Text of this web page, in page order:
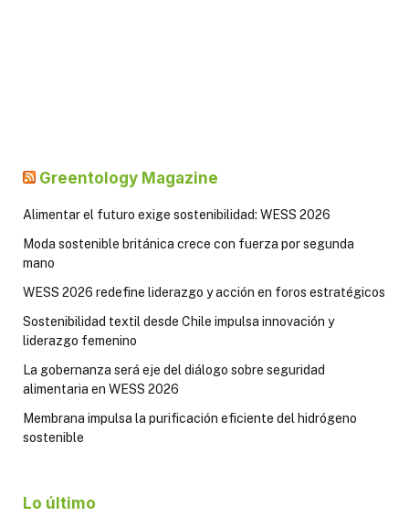
Greentology Magazine
Alimentar el futuro exige sostenibilidad: WESS 2026
Moda sostenible británica crece con fuerza por segunda
mano
WESS 2026 redefine liderazgo y acción en foros estratégicos
Sostenibilidad textil desde Chile impulsa innovación y
liderazgo femenino
La gobernanza será eje del diálogo sobre seguridad
alimentaria en WESS 2026
Membrana impulsa la purificación eficiente del hidrógeno
sostenible
Lo último